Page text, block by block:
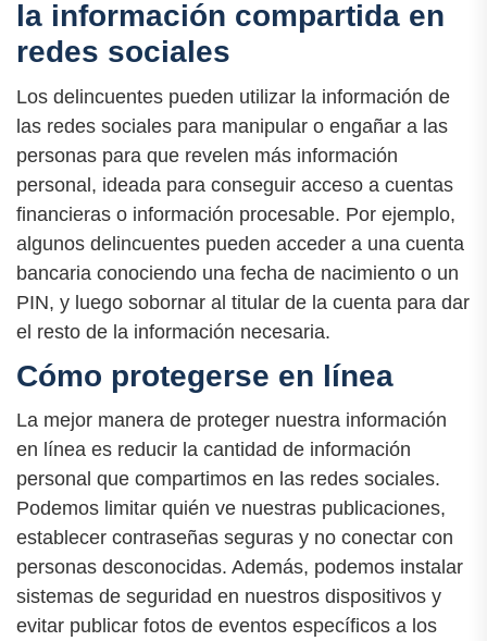
la información compartida en
redes sociales
Los delincuentes pueden utilizar la información de
las redes sociales para manipular o engañar a las
personas para que revelen más información
personal, ideada para conseguir acceso a cuentas
financieras o información procesable. Por ejemplo,
algunos delincuentes pueden acceder a una cuenta
bancaria conociendo una fecha de nacimiento o un
PIN, y luego sobornar al titular de la cuenta para dar
el resto de la información necesaria.
Cómo protegerse en línea
La mejor manera de proteger nuestra información
en línea es reducir la cantidad de información
personal que compartimos en las redes sociales.
Podemos limitar quién ve nuestras publicaciones,
establecer contraseñas seguras y no conectar con
personas desconocidas. Además, podemos instalar
sistemas de seguridad en nuestros dispositivos y
evitar publicar fotos de eventos específicos a los